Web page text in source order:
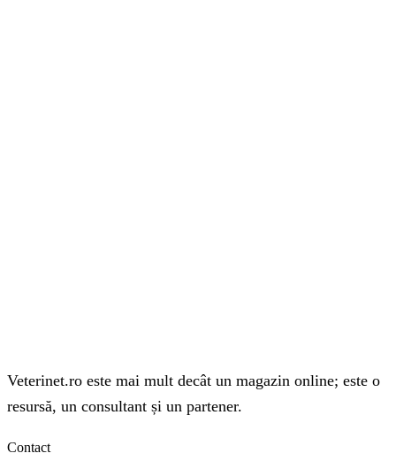
Veterinet.ro este mai mult decât un magazin online; este o
resursă, un consultant și un partener.
Contact